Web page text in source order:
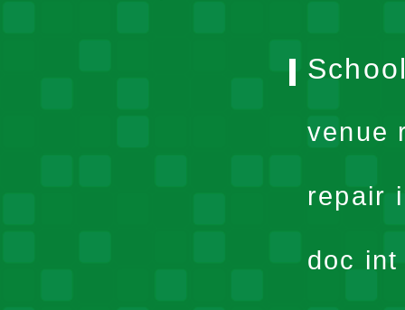
venue
repair
doc